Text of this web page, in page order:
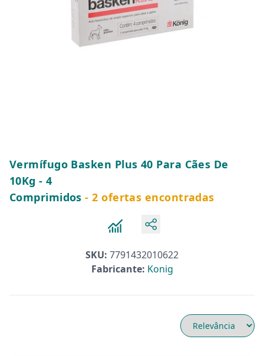
Vermífugo Basken Plus 40 Para Cães De
10Kg - 4
Comprimidos - 2 ofertas encontradas
SKU: 7791432010622
Fabricante: Konig